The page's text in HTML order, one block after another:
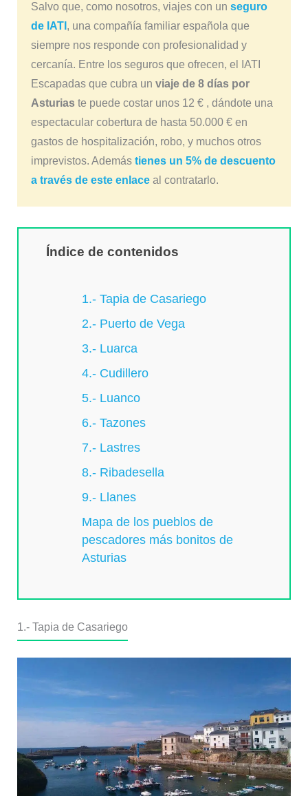
Salvo que, como nosotros, viajes con un seguro
de IATI , una compañía familiar española que
siempre nos responde con profesionalidad y
cercanía. Entre los seguros que ofrecen, el IATI
Escapadas que cubra un viaje de 8 días por
Asturias te puede costar unos 12 € , dándote una
espectacular cobertura de hasta 50.000 € en
gastos de hospitalización, robo, y muchos otros
imprevistos. Además tienes un 5% de descuento
a través de este enlaceal contratarlo.
Índice de contenidos
1.- Tapia de Casariego
2.- Puerto de Vega
3.- Luarca
4.- Cudillero
5.- Luanco
6.- Tazones
7.- Lastres
8.- Ribadesella
9.- Llanes
Mapa de los pueblos de
pescadores más bonitos de
Asturias
1.- Tapia de Casariego